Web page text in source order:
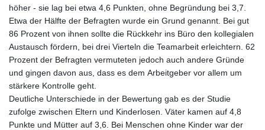
höher - sie lag bei etwa 4,6 Punkten, ohne Begründung bei 3,7.
Etwa der Hälfte der Befragten wurde ein Grund genannt. Bei gut
86 Prozent von ihnen sollte die Rückkehr ins Büro den kollegialen
Austausch fördern, bei drei Vierteln die Teamarbeit erleichtern. 62
Prozent der Befragten vermuteten jedoch auch andere Gründe
und gingen davon aus, dass es dem Arbeitgeber vor allem um
stärkere Kontrolle geht.
Deutliche Unterschiede in der Bewertung gab es der Studie
zufolge zwischen Eltern und Kinderlosen. Väter kamen auf 4,8
Punkte und Mütter auf 3,6. Bei Menschen ohne Kinder war der